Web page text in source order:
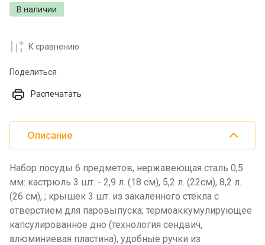
В наличии
К сравнению
Поделиться
Распечатать
Описание
Набор посуды 6 предметов, нержавеющая сталь 0,5
мм: кастрюль 3 шт. - 2,9 л. (18 см), 5,2 л. (22см), 8,2 л.
(26 см), ; крышек 3 шт. из закаленного стекла с
отверстием для паровыпуска; термоаккумулирующее
капсулированное дно (технология сендвич,
алюминиевая пластина), удобные ручки из